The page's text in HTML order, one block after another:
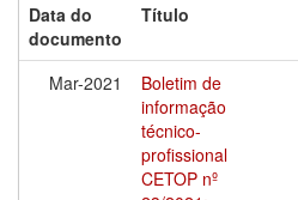
Data do
documento
Título
Mar-2021
Boletim de
informação
técnico-
profissional
CETOP nº